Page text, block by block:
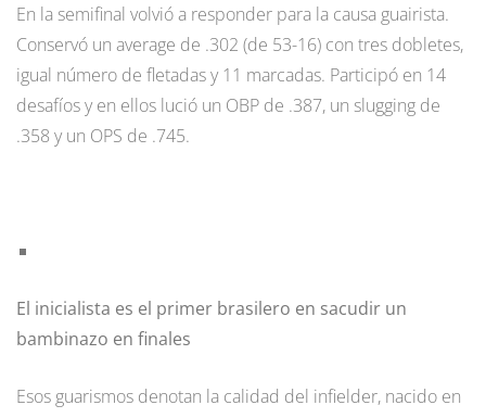
En la semifinal volvió a responder para la causa guairista.
Conservó un average de .302 (de 53-16) con tres dobletes,
igual número de fletadas y 11 marcadas. Participó en 14
desafíos y en ellos lució un OBP de .387, un slugging de
.358 y un OPS de .745.
El inicialista es el primer brasilero en sacudir un
bambinazo en finales
Esos guarismos denotan la calidad del infielder, nacido en